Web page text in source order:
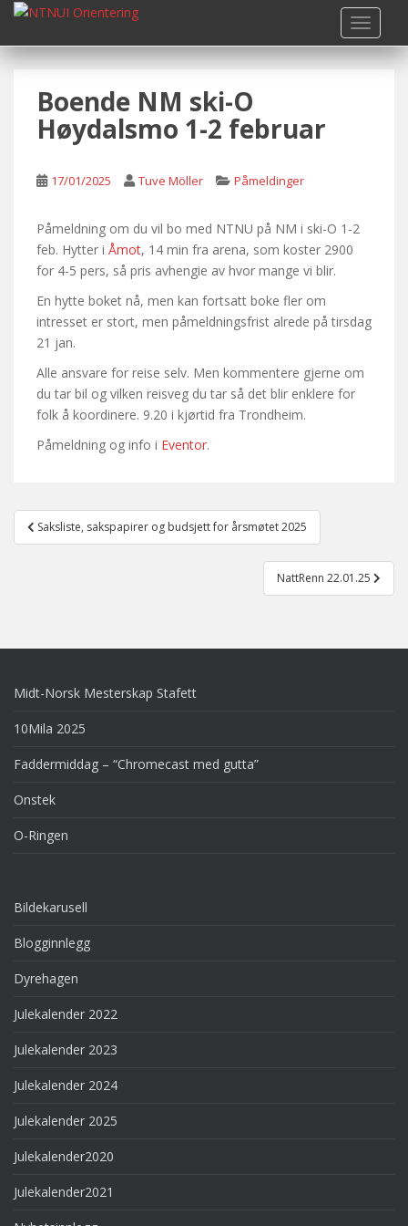
i
Boende NM ski-O
Høydalsmo 1-2 februar
17/01/2025 Tuve Möller Påmeldinger
Påmeldning om du vil bo med NTNU på NM i ski-O 1-2
feb. Hytter i Åmot, 14 min fra arena, som koster 2900
for 4-5 pers, så pris avhengie av hvor mange vi blir.
En hytte boket nå, men kan fortsatt boke fler om
intresset er stort, men påmeldningsfrist alrede på tirsdag
21 jan.
Alle ansvare for reise selv. Men kommentere gjerne om
du tar bil og vilken reisveg du tar så det blir enklere for
folk å koordinere. 9.20 i kjørtid fra Trondheim.
Påmeldning og info i Eventor.
Post
navigation
Saksliste, sakspapirer og budsjett for årsmøtet 2025
NattRenn 22.01.25
Midt-Norsk Mesterskap Stafett
10Mila 2025
Faddermiddag – “Chromecast med gutta”
Onstek
O-Ringen
Bildekarusell
Blogginnlegg
Dyrehagen
Julekalender 2022
Julekalender 2023
Julekalender 2024
Julekalender 2025
Julekalender2020
Julekalender2021